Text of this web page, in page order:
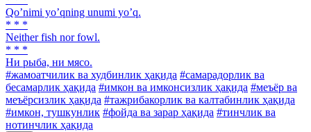
Qoʼnimi yoʼqning unumi yoʼq.
* * *
Neither fish nor fowl.
* * *
Ни рыба, ни мясо.
#жамоатчилик ва худбинлик ҳақида #самарадорлик ва
бесамарлик ҳақида #имкон ва имконсизлик ҳақида #меъёр ва
меъёрсизлик ҳақида #тажрибакорлик ва калтабинлик ҳақида
#имкон, тушкунлик #фойда ва зарар ҳақида #тинчлик ва
нотинчлик ҳақида